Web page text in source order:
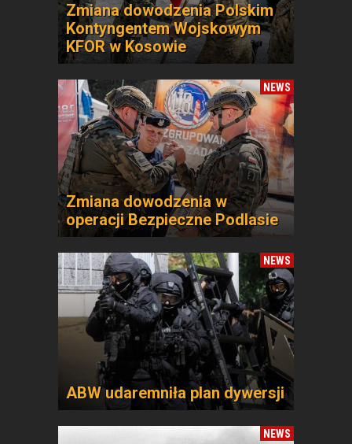
Zmiana dowodzenia Polskim
Kontyngentem Wojskowym
KFOR w Kosowie
NEWS
Zmiana dowodzenia w
operacji Bezpieczne Podlasie
NEWS
ABW udaremniła plan dywersji
NEWS